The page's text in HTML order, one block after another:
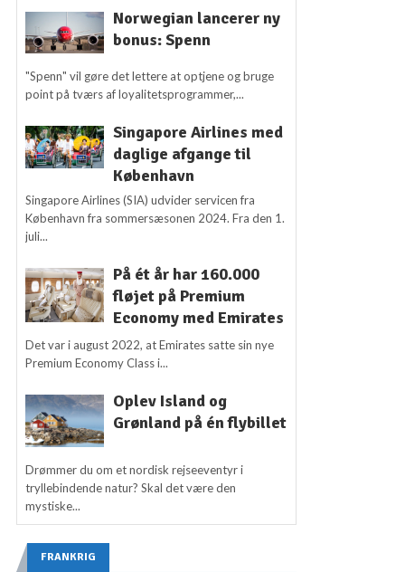
Norwegian lancerer ny
bonus: Spenn
"Spenn" vil gøre det lettere at optjene og bruge
point på tværs af loyalitetsprogrammer,...
Singapore Airlines med
daglige afgange til
København
Singapore Airlines (SIA) udvider servicen fra
København fra sommersæsonen 2024. Fra den 1.
juli...
På ét år har 160.000
fløjet på Premium
Economy med Emirates
Det var i august 2022, at Emirates satte sin nye
Premium Economy Class i...
Oplev Island og
Grønland på én flybillet
Drømmer du om et nordisk rejseeventyr i
tryllebindende natur? Skal det være den
mystiske...
FRANKRIG